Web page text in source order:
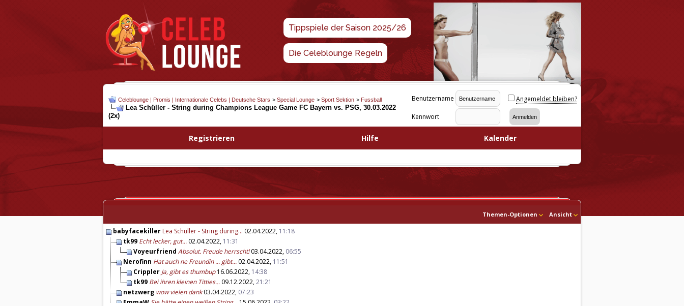
Tippspiele der Saison 2025/26
Die Celeblounge Regeln
Celeblounge | Promis | Internationale Celebs | Deutsche Stars > Special Lounge > Sport Sektion > Fussball
Lea Schüller - String during Champions League Game FC Bayern vs. PSG, 30.03.2022
(2x)
Benutzername Angemeldet bleiben?
Kennwort
Registrieren Hilfe Kalender
Themen-Optionen Ansicht
babyfacekiller Lea Schüller - String during... 02.04.2022, 11:18
tk99 Echt lecker, gut... 02.04.2022, 11:31
Voyeurfriend Absolut. Freude herrscht!03.04.2022, 06:55
Nerofinn Hat auch ne Freundin ... gibt... 02.04.2022, 11:51
Crippler Ja, gibt es thumbup16.06.2022, 14:38
tk99 Bei ihren kleinen Titties... 09.12.2022,21:21
netzwerg wow vielen dank03.04.2022, 07:23
EmmaW Sie hätte einen weißen String... 15.06.2022, 03:22